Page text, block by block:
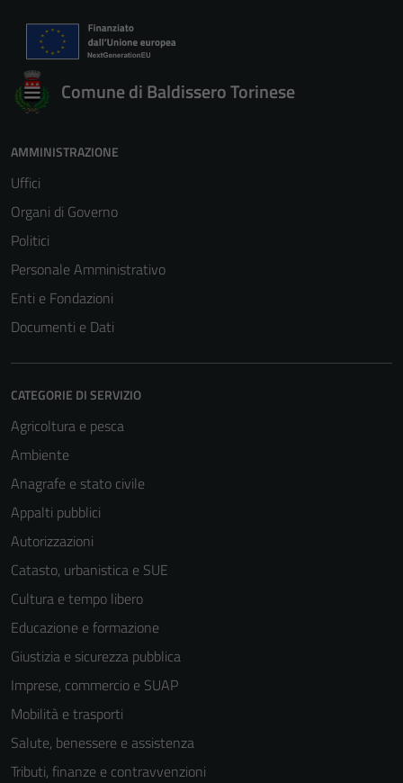
Comune di Baldissero Torinese
AMMINISTRAZIONE
Uffici
Organi di Governo
Politici
Personale Amministrativo
Enti e Fondazioni
Documenti e Dati
CATEGORIE DI SERVIZIO
Agricoltura e pesca
Ambiente
Anagrafe e stato civile
Appalti pubblici
Autorizzazioni
Catasto, urbanistica e SUE
Cultura e tempo libero
Educazione e formazione
Giustizia e sicurezza pubblica
Imprese, commercio e SUAP
Mobilità e trasporti
Salute, benessere e assistenza
Tributi, finanze e contravvenzioni